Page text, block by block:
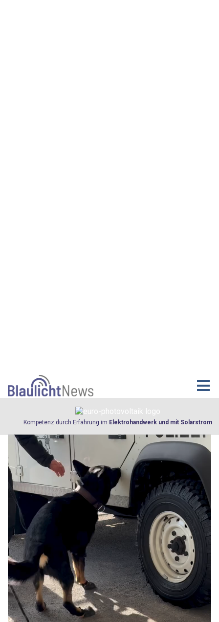
Herzblut und eine starke Partnerschaft zwischen Hund
und Mensch haben diesen Erfolg möglich gemacht.